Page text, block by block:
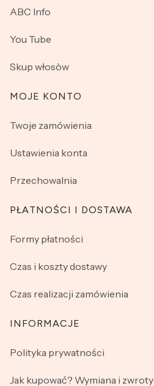
ABC Info
You Tube
Skup włosòw
MOJE KONTO
Twoje zamówienia
Ustawienia konta
Przechowalnia
PŁATNOŚCI I DOSTAWA
Formy płatności
Czas i koszty dostawy
Czas realizacji zamówienia
INFORMACJE
Polityka prywatności
Jak kupować? Wymiana i zwroty